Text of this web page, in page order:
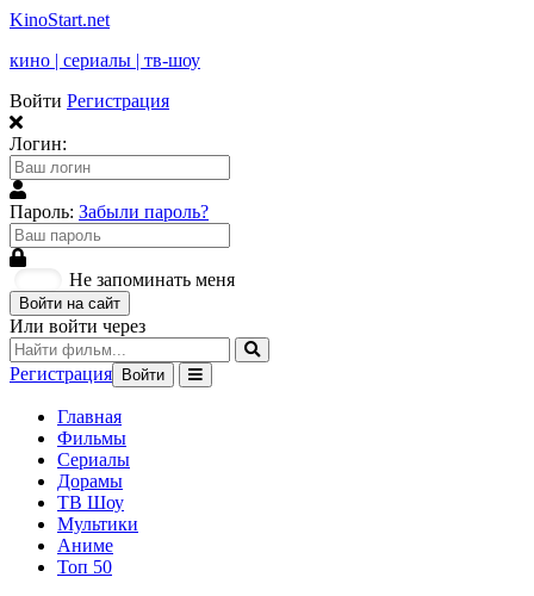
KinoStart.net
кино | сериалы | тв-шоу
Войти Регистрация
Логин:
Пароль: Забыли пароль?
Не запоминать меня
Войти на сайт
Или войти через
Регистрация Войти
Главная
Фильмы
Сериалы
Дорамы
ТВ Шоу
Мультики
Аниме
Топ 50